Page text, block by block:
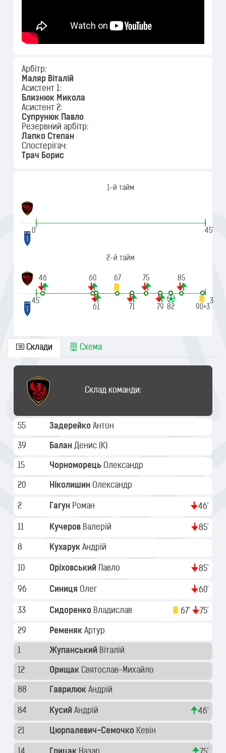
Арбітр:
Маляр Віталій
Асистент 1:
Близнюк Микола
Асистент 2:
Супрунюк Павло
Резервний арбітр:
Лапко Степан
Спостерігач:
Трач Борис
1-й тайм
|
0'
|
45'
2-й тайм
46 60 67 75 85
|
45'
61
71 79 82 90+3
|
90'+3
Склади Схема
Склад команди:
55 Задерейко Антон
39 Балан Денис (K)
15 Чорноморець Олександр
20 Ніколишин Олександр
2 Гагун Роман 46'
11 Кучеров Валерій 85'
8 Кухарук Андрій
10 Оріховський Павло 85'
96 Синиця Олег 60'
33 Сидоренко Владислав 67' 75'
29 Ременяк Артур
1 Жупанський Віталій
12 Орищак Святослав-Михайло
88 Гаврилюк Андрій
84 Кусий Андрій 46'
21 Цюрпалевич-Семочко Кевін